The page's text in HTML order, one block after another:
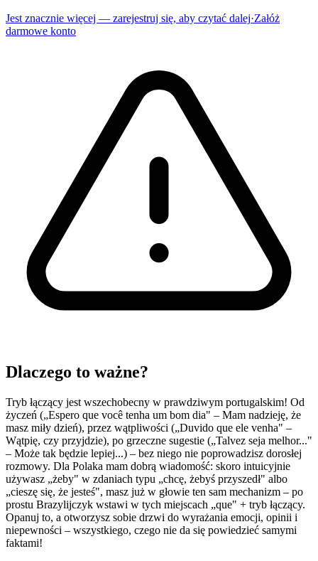
Jest znacznie więcej — zarejestruj się, aby czytać dalej·Załóż
darmowe konto
Dlaczego to ważne?
Tryb łączący jest wszechobecny w prawdziwym portugalskim! Od
życzeń („Espero que você tenha um bom dia" – Mam nadzieję, że
masz miły dzień), przez wątpliwości („Duvido que ele venha" –
Wątpię, czy przyjdzie), po grzeczne sugestie („Talvez seja melhor..."
– Może tak będzie lepiej...) – bez niego nie poprowadzisz dorosłej
rozmowy. Dla Polaka mam dobrą wiadomość: skoro intuicyjnie
używasz „żeby" w zdaniach typu „chcę, żebyś przyszedł" albo
„cieszę się, że jesteś", masz już w głowie ten sam mechanizm – po
prostu Brazylijczyk wstawi w tych miejscach „que" + tryb łączący.
Opanuj to, a otworzysz sobie drzwi do wyrażania emocji, opinii i
niepewności – wszystkiego, czego nie da się powiedzieć samymi
faktami!